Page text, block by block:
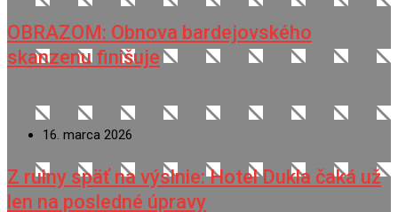
OBRAZOM: Obnova bardejovského
skanzenu finišuje
16. marca 2026
Z ruiny späť na výslnie: Hotel Dukla čaká už
len na posledné úpravy